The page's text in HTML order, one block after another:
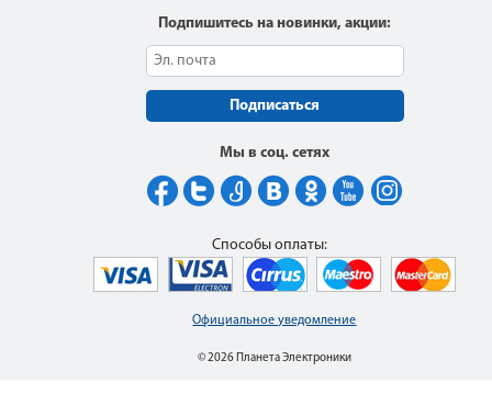
Подпишитесь на новинки, акции:
Подписаться
Мы в соц. сетях
Официальное уведомление
© 2026 Планета Электроники
Способы оплаты: